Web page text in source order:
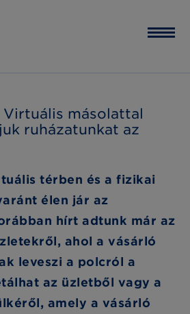
másolattal
ruházatunkat az
térben és a fizikai
élen jár az
hírt adtunk már az
ahol a vásárló
leveszi a polcról a
az üzletből vagy a
amely a vásárló